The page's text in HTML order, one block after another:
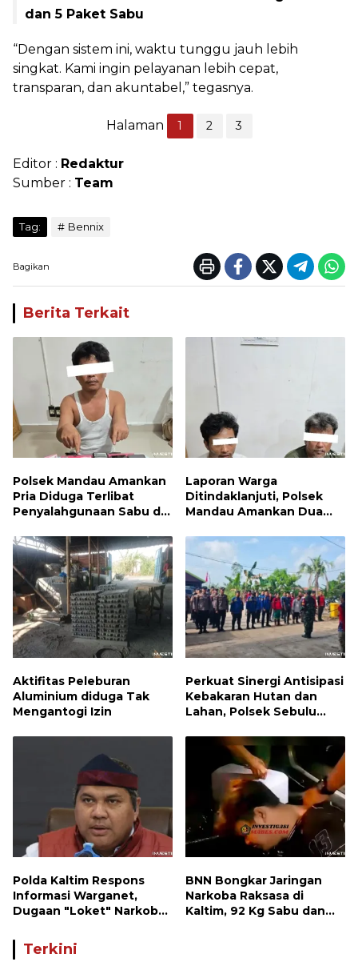
dan 5 Paket Sabu
“Dengan sistem ini, waktu tunggu jauh lebih
singkat. Kami ingin pelayanan lebih cepat,
transparan, dan akuntabel,” tegasnya.
Halaman 1 2 3
Editor : Redaktur
Sumber : Team
Tag: Bennix
Bagikan
Berita Terkait
Polsek Mandau Amankan
Pria Diduga Terlibat
Penyalahgunaan Sabu di
Laporan Warga
Ditindaklanjuti, Polsek
Mandau Amankan Dua
Paket Sabu
Aktifitas Peleburan
Aluminium diduga Tak
Mengantogi Izin
Perkuat Sinergi Antisipasi
Kebakaran Hutan dan
Lahan, Polsek Sebulu
Kesiapsiagaan Karhutla
Polda Kaltim Respons
Informasi Warganet,
Dugaan "Loket" Narkoba
Perhatian
BNN Bongkar Jaringan
Narkoba Raksasa di
Kaltim, 92 Kg Sabu dan
Terkini